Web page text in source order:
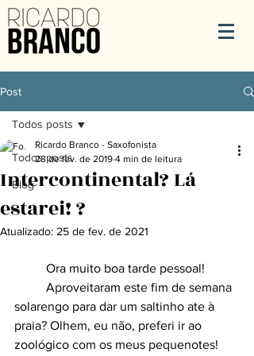
Post
Todos posts
Blog
Todos posts
Intercontinental? Lá
estarei! ?
Ricardo Branco - Saxofonista
28 de fev. de 2019 4 min de leitura
Atualizado: 25 de fev. de 2021
	Ora muito boa tarde pessoal!
solarengo para dar um saltinho ate à
praia? Olhem, eu não, preferi ir ao
zoológico com os meus pequenotes!